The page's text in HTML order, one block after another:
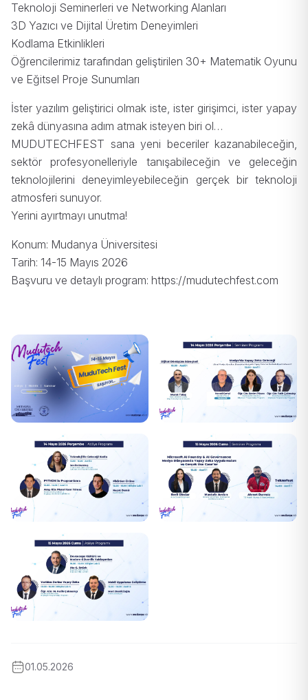
Teknoloji Seminerleri ve Networking Alanları
3D Yazıcı ve Dijital Üretim Deneyimleri
Kodlama Etkinlikleri
Öğrencilerimiz tarafından geliştirilen 30+ Matematik Oyunu
ve Eğitsel Proje Sunumları
İster yazılım geliştirici olmak iste, ister girişimci, ister yapay
zekâ dünyasına adım atmak isteyen biri ol…
MUDUTECHFEST sana yeni beceriler kazanabileceğin,
sektör profesyonelleriyle tanışabileceğin ve geleceğin
teknolojilerini deneyimleyebileceğin gerçek bir teknoloji
atmosferi sunuyor.
Yerini ayırtmayı unutma!
Konum: Mudanya Üniversitesi
Tarih: 14-15 Mayıs 2026
Başvuru ve detaylı program: https://mudutechfest.com
01.05.2026